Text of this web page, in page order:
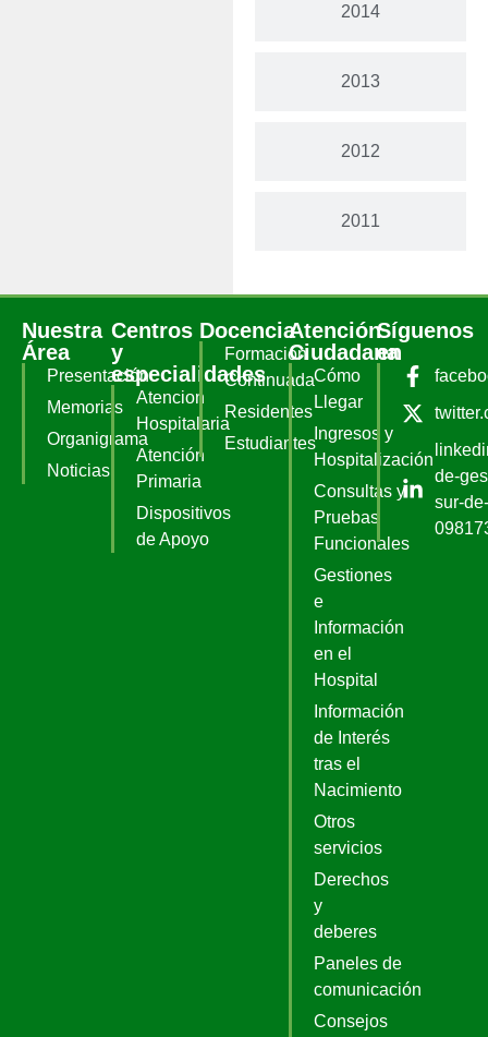
2014
2013
2012
2011
Nuestra
Área
Presentación
Memorias
Organigrama
Noticias
Centros
y
especialidades
Atencion
Hospitalaria
Atención
Primaria
Dispositivos
de Apoyo
Docencia
Formación
Continuada
Residentes
Estudiantes
Atención
Ciudadana
Cómo
Llegar
Ingresos y
Hospitalización
Consultas y
Pruebas
Funcionales
Gestiones
e
Información
en el
Hospital
Información
de Interés
tras el
Nacimiento
Otros
servicios
Derechos
y
deberes
Paneles de
comunicación
Consejos
Síguenos
en
de-
sur-